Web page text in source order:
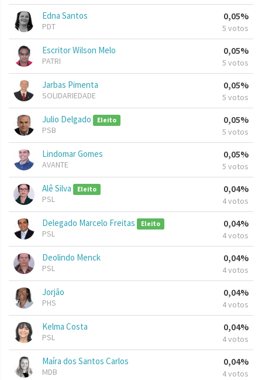
Edna Santos
PDT
0,05%
5 votos
Escritor Wilson Melo
PATRI
0,05%
5 votos
Jarbas Pimenta
SOLIDARIEDADE
0,05%
5 votos
Julio Delgado Eleito
PSB
0,05%
5 votos
Lindomar Gomes
AVANTE
0,05%
5 votos
Alê Silva Eleito
PSL
0,04%
4 votos
Delegado Marcelo Freitas Eleito
PSL
0,04%
4 votos
Deolindo Menck
PSL
0,04%
4 votos
Jorjão
PHS
0,04%
4 votos
Kelma Costa
PSL
0,04%
4 votos
Maíra dos Santos Carlos
MDB
0,04%
4 votos